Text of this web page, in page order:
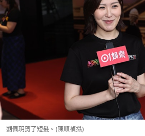
劉佩玥剪了短髮。(陳順禎攝)